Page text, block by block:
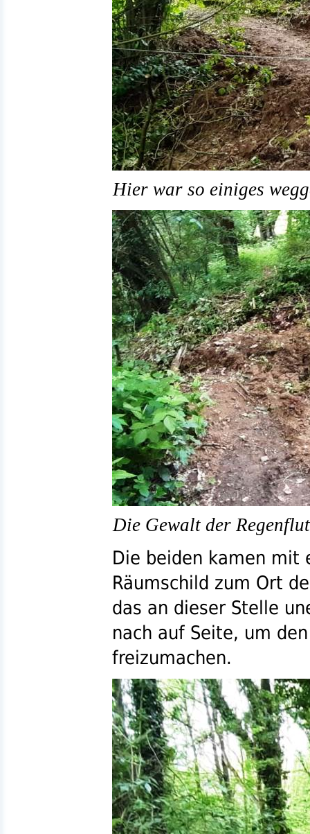
Hier war so einiges
Die Gewalt der
Die beiden kamen mit
Räumschild zum Ort
das an dieser Stelle
nach auf Seite, um
freizumachen.